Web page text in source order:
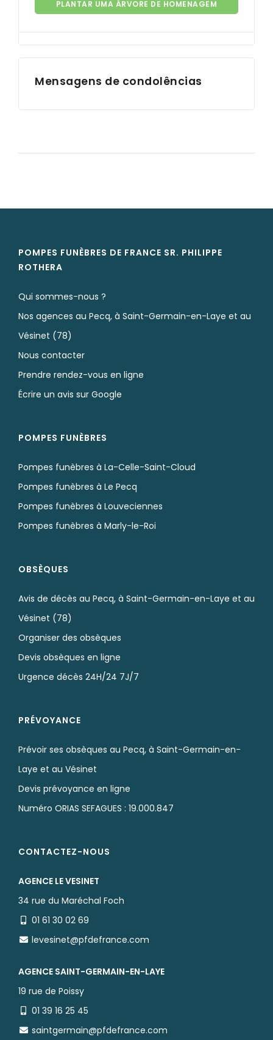
PLANTAR UMA ÁRVORE DE HOMENAGEM
Mensagens de condolências
POMPES FUNÈBRES DE FRANCE SR. PHILIPPE
ROTHERA
Qui sommes-nous ?
Nos agences au Pecq, à Saint-Germain-en-Laye et au
Vésinet (78)
Nous contacter
Prendre rendez-vous en ligne
Écrire un avis sur Google
POMPES FUNÈBRES
Pompes funèbres à La-Celle-Saint-Cloud
Pompes funèbres à Le Pecq
Pompes funèbres à Louveciennes
Pompes funèbres à Marly-le-Roi
OBSÈQUES
Avis de décès au Pecq, à Saint-Germain-en-Laye et au
Vésinet (78)
Organiser des obsèques
Devis obsèques en ligne
Urgence décès 24H/24 7J/7
PRÉVOYANCE
Prévoir ses obsèques au Pecq, à Saint-Germain-en-
Laye et au Vésinet
Devis prévoyance en ligne
Numéro ORIAS SEFAGUES : 19.000.847
CONTACTEZ-NOUS
AGENCE LE VESINET
34 rue du Maréchal Foch
01 61 30 02 69
levesinet@pfdefrance.com
AGENCE SAINT-GERMAIN-EN-LAYE
19 rue de Poissy
01 39 16 25 45
saintgermain@pfdefrance.com